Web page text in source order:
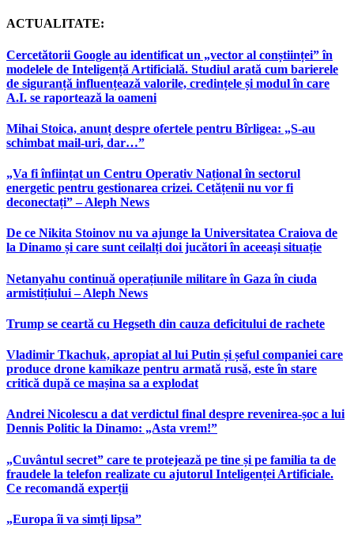
ACTUALITATE:
Cercetătorii Google au identificat un „vector al conștiinței” în
modelele de Inteligență Artificială. Studiul arată cum barierele
de siguranță influențează valorile, credințele și modul în care
A.I. se raportează la oameni
Mihai Stoica, anunț despre ofertele pentru Bîrligea: „S-au
schimbat mail-uri, dar…”
„Va fi înființat un Centru Operativ Național în sectorul
energetic pentru gestionarea crizei. Cetățenii nu vor fi
deconectați” – Aleph News
De ce Nikita Stoinov nu va ajunge la Universitatea Craiova de
la Dinamo și care sunt ceilalți doi jucători în aceeași situație
Netanyahu continuă operațiunile militare în Gaza în ciuda
armistițiului – Aleph News
Trump se ceartă cu Hegseth din cauza deficitului de rachete
Vladimir Tkachuk, apropiat al lui Putin și șeful companiei care
produce drone kamikaze pentru armată rusă, este în stare
critică după ce mașina sa a explodat
Andrei Nicolescu a dat verdictul final despre revenirea-șoc a lui
Dennis Politic la Dinamo: „Asta vrem!”
„Cuvântul secret” care te protejează pe tine și pe familia ta de
fraudele la telefon realizate cu ajutorul Inteligenței Artificiale.
Ce recomandă experții
„Europa îi va simți lipsa”